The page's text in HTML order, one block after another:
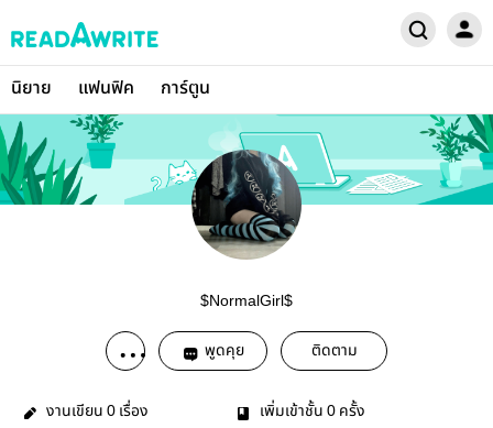
นิยาย แฟนฟิค การ์ตูน
$NormalGirl$
พูดคุย ติดตาม
งานเขียน 0 เรื่อง เพิ่มเข้าชั้น 0 ครั้ง